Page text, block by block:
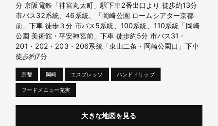
分 京阪電鉄「神宮丸太町」駅下車2番出口より 徒歩約13分
市バス32系統、46系統、「岡崎公園 ロームシアター京都
前」下車 徒歩３分 市バス5系統、100系統、110系統「岡崎
公園 美術館・平安神宮前」下車 徒歩約5分 市バス31・
201・202・203・206系統「東山二条・岡崎公園口」下車
徒歩約7分
京都 岡崎 エスプレッソ ハンドドリップ
フードメニュー充実
大きな地図を見る